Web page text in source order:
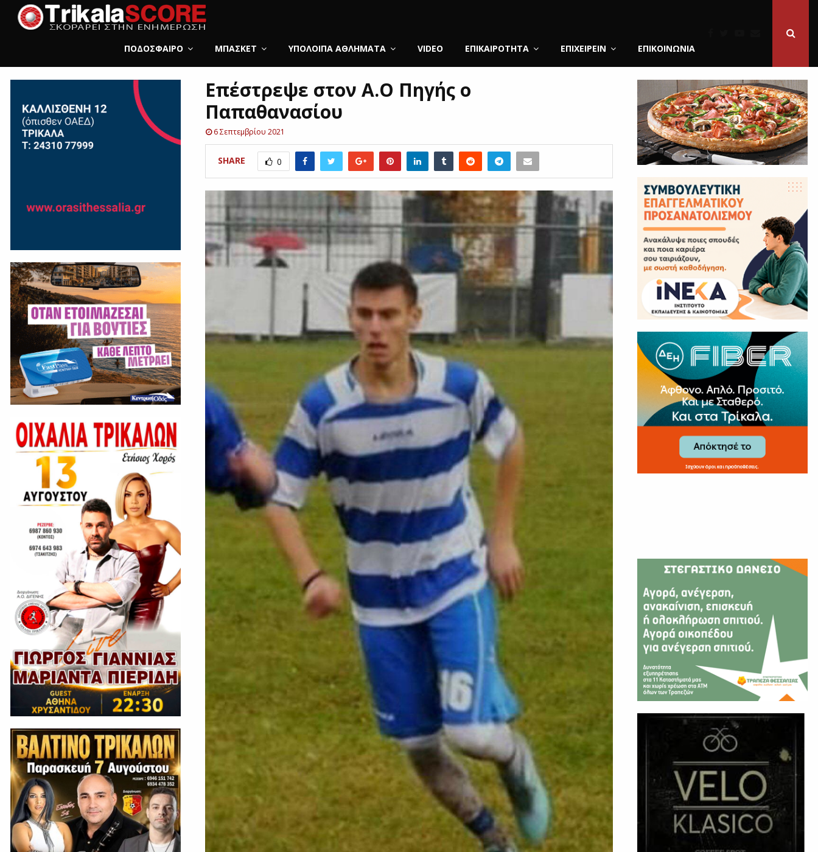
ΠΟΔΌΣΦΑΙΡΟ ΜΠΆΣΚΕΤ ΥΠΌΛΟΙΠΑ ΑΘΛΉΜΑΤΑ VIDEO ΕΠΙΚΑΙΡΌΤΗΤΑ ΕΠΙΧΕΙΡΕΙΝ ΕΠΙΚΟΙΝΩΝΊΑ
Επέστρεψε στον Α.Ο Πηγής ο
Παπαθανασίου
6 Σεπτεμβρίου 2021
SHARE 0